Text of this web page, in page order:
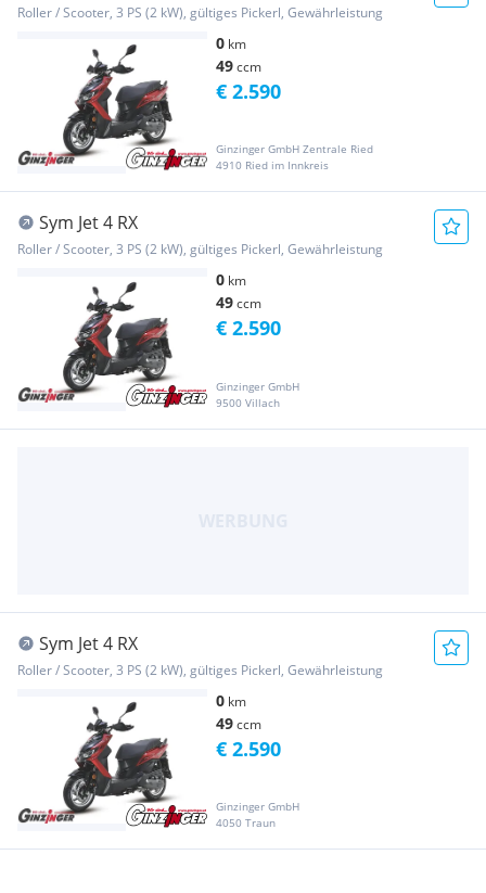
Roller / Scooter, 3 PS (2 kW), gültiges Pickerl, Gewährleistung
0 km
49ccm
Ginzinger GmbH Zentrale Ried
4910 Ried im Innkreis
€ 2.590
Sym Jet 4 RX
Roller / Scooter, 3 PS (2 kW), gültiges Pickerl, Gewährleistung
0 km
49ccm
Ginzinger GmbH
9500 Villach
€ 2.590
Sym Jet 4 RX
Roller / Scooter, 3 PS (2 kW), gültiges Pickerl, Gewährleistung
0 km
49ccm
Ginzinger GmbH
4050 Traun
€ 2.590